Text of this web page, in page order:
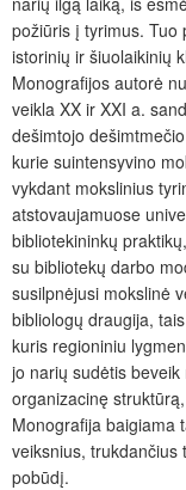
požiūris į tyrimus. Tuo
istorinių ir šiuolaikinių
Monografijos autorė
veikla XX ir XXI a.
dešimtojo
kurie suintensyvino
vykdant mokslinius
atstovaujamuose
bibliotekininkų
su bibliotekų darbo
susilpnėjusi mokslinė
bibliologų draugija,
kuris regioniniu
jo narių sudėtis
organizacinę
Monografija baigiama
veiksnius, trukdančius
pobūdį.